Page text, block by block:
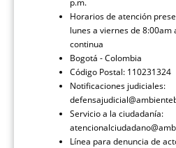
p.m.
Horarios de atención
lunes a viernes de 8:00am
continua
Bogotá - Colombia
Código Postal: 110231324
Notificaciones judiciales:
Servicio a la ciudadanía:
Línea para denuncia de